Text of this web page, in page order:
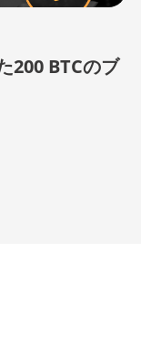
200 BTCのブ